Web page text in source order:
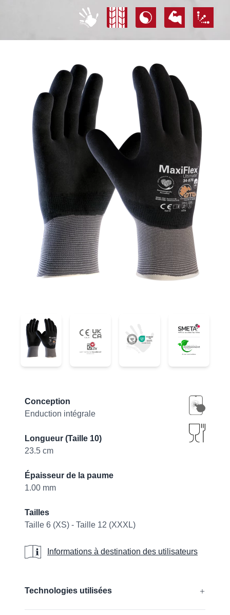
34-876 34-876
Product information
Conception
Enduction intégrale
Longueur (Taille 10)
23.5 cm
Épaisseur de la paume
1.00 mm
Tailles
Taille 6 (XS) - Taille 12 (XXXL)
Informations à destination des
Informations à destination des utilisateurs
Technologies utilisées